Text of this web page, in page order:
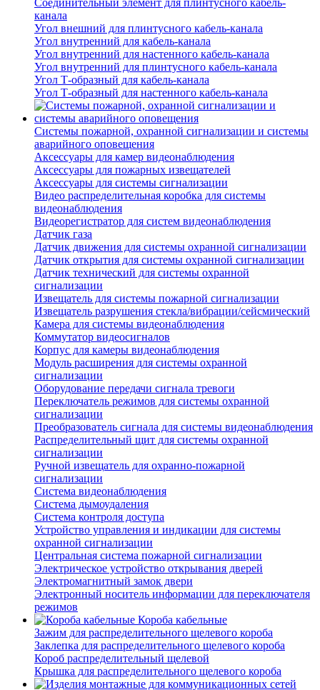
Соединительный элемент для плинтусного кабель-
канала
Угол внешний для плинтусного кабель-канала
Угол внутренний для кабель-канала
Угол внутренний для настенного кабель-канала
Угол внутренний для плинтусного кабель-канала
Угол Т-образный для кабель-канала
Угол Т-образный для настенного кабель-канала
Системы пожарной, охранной сигнализации и системы
аварийного оповещения
Аксессуары для камер видеонаблюдения
Аксессуары для пожарных извещателей
Аксессуары для системы сигнализации
Видео распределительная коробка для системы
видеонаблюдения
Видеорегистратор для систем видеонаблюдения
Датчик газа
Датчик движения для системы охранной сигнализации
Датчик открытия для системы охранной сигнализации
Датчик технический для системы охранной
сигнализации
Извещатель для системы пожарной сигнализации
Извещатель разрушения стекла/вибрации/сейсмический
Камера для системы видеонаблюдения
Коммутатор видеосигналов
Корпус для камеры видеонаблюдения
Модуль расширения для системы охранной
сигнализации
Оборудование передачи сигнала тревоги
Переключатель режимов для системы охранной
сигнализации
Преобразователь сигнала для системы видеонаблюдения
Распределительный щит для системы охранной
сигнализации
Ручной извещатель для охранно-пожарной
сигнализации
Система видеонаблюдения
Система дымоудаления
Система контроля доступа
Устройство управления и индикации для системы
охранной сигнализации
Центральная система пожарной сигнализации
Электрическое устройство открывания дверей
Электромагнитный замок двери
Электронный носитель информации для переключателя
режимов
Короба кабельные
Зажим для распределительного щелевого короба
Заклепка для распределительного щелевого короба
Короб распределительный щелевой
Крышка для распределительного щелевого короба